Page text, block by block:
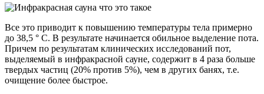
Все это приводит к повышению температуры тела примерно
до 38,5 ° С. В результате начинается обильное выделение пота.
Причем по результатам клинических исследований пот,
выделяемый в инфракрасной сауне, содержит в 4 раза больше
твердых частиц (20% против 5%), чем в других банях, т.е.
очищение более быстрое.